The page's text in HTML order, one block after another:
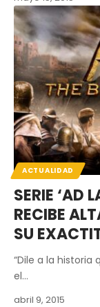
ACTUALIDAD
SERIE ‘AD
RECIBE
SU
“Dile a la
el…
abril 9, 2015